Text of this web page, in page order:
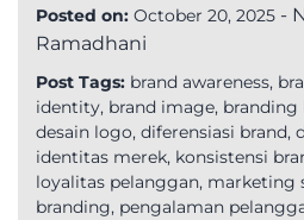
Posted on: October 20, 2025 -
Ramadhani
Post Tags: brand awareness,
identity, brand image, branding
desain logo, diferensiasi brand,
identitas merek, konsistensi
loyalitas pelanggan, marketing
branding, pengalaman